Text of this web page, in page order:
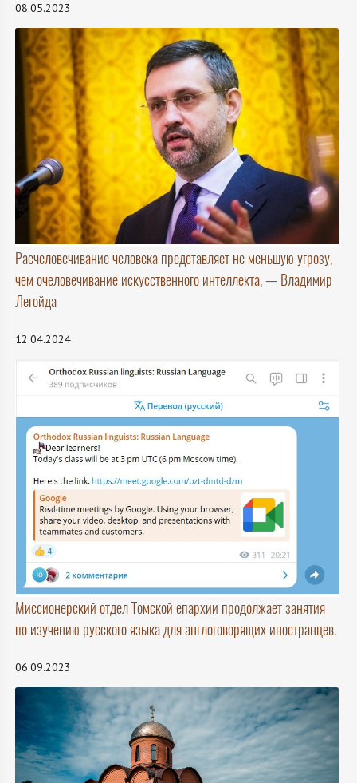
08.05.2023
Расчеловечивание человека представляет не меньшую угрозу,
чем очеловечивание искусственного интеллекта, — Владимир
Легойда
12.04.2024
Миссионерский отдел Томской епархии продолжает занятия
по изучению русского языка для англоговорящих иностранцев.
06.09.2023